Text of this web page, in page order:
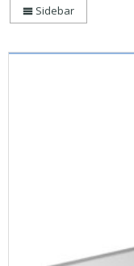
Sidebar